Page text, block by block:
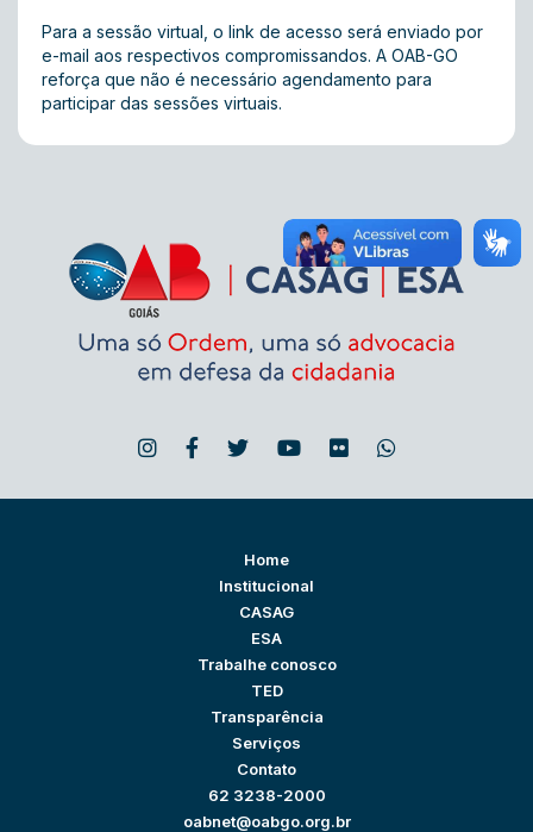
Para a sessão virtual, o link de acesso será enviado por
e-mail aos respectivos compromissandos. A OAB-GO
reforça que não é necessário agendamento para
participar das sessões virtuais.
Home
Institucional
CASAG
ESA
Trabalhe conosco
TED
Transparência
Serviços
Contato
62 3238-2000
oabnet@oabgo.org.br